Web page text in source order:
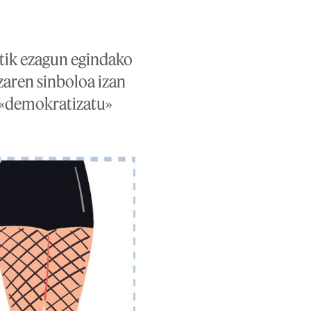
ezagun egindako
sinboloa izan